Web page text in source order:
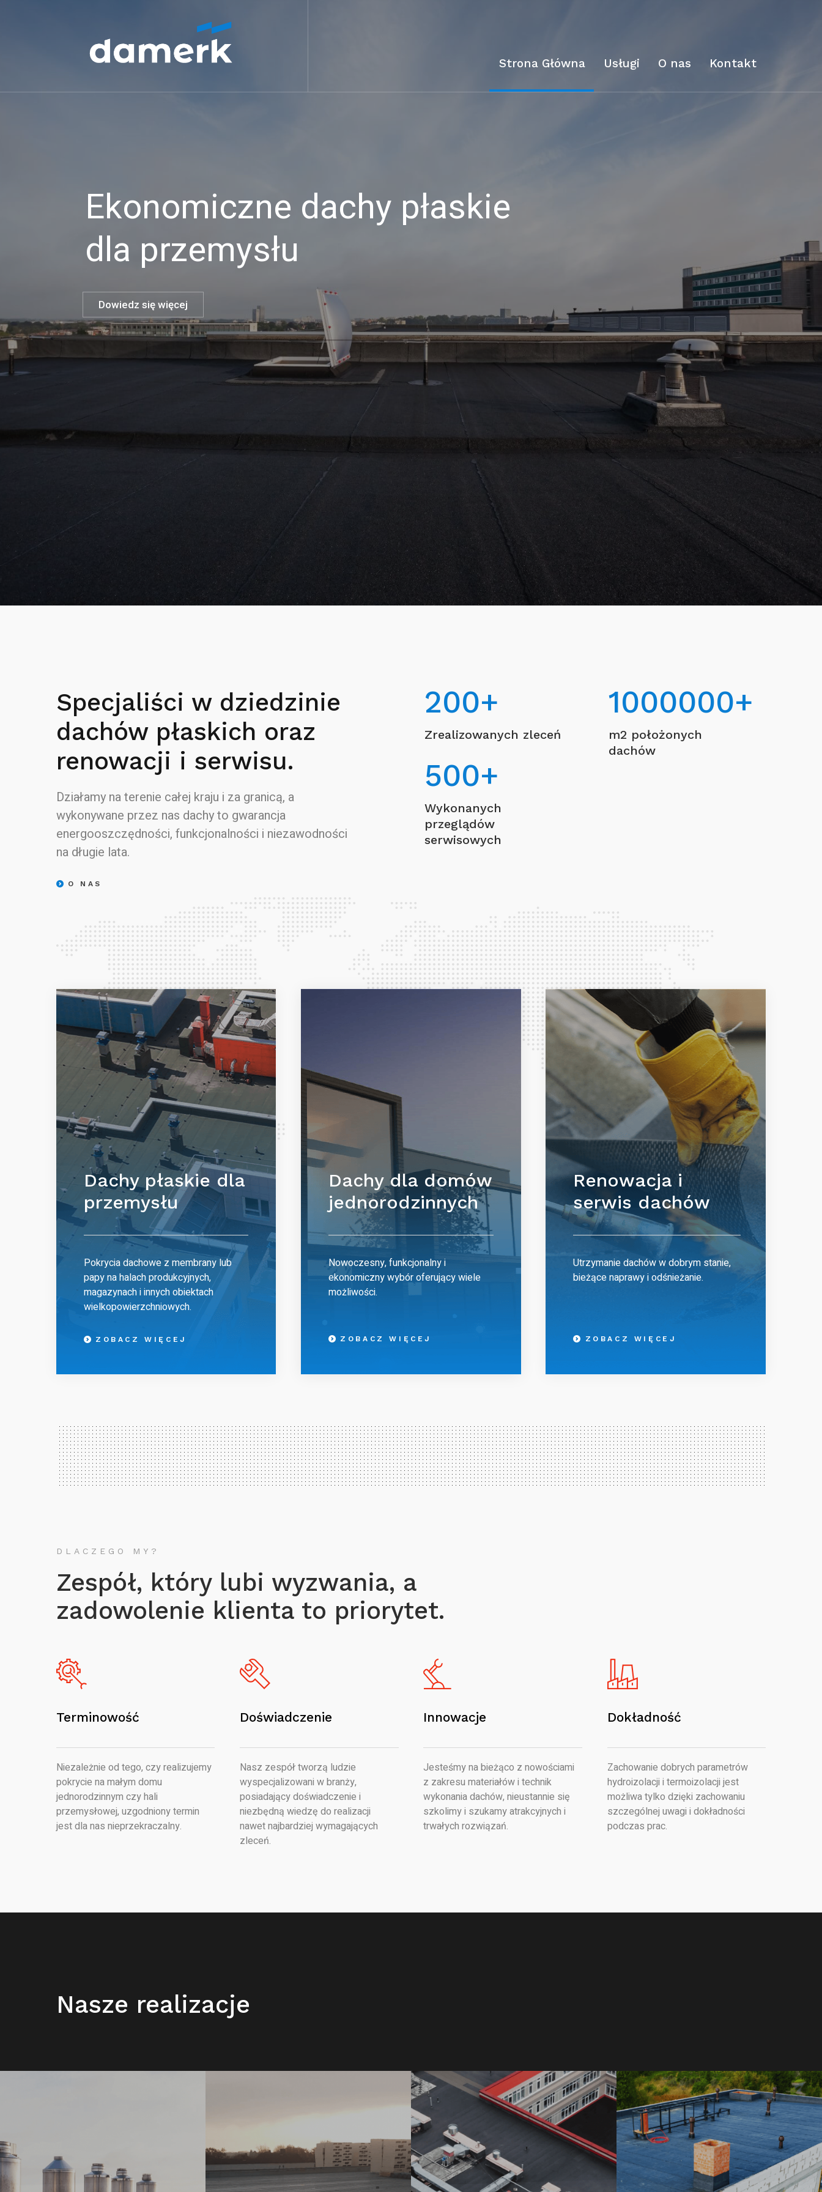
Strona Główna Usługi O nas Kontakt
Ekonomiczne dachy płaskie
dla przemysłu
Dowiedz się więcej
Specjaliści w dziedzinie
dachów płaskich oraz
renowacji i serwisu.
Działamy na terenie całej kraju i za granicą, a
wykonywane przez nas dachy to gwarancja
energooszczędności, funkcjonalności i niezawodności
na długie lata.
O NAS
200+
Zrealizowanych zleceń
500+
Wykonanych
przeglądów
serwisowych
1000000+
m2 położonych
dachów
Dachy płaskie dla
przemysłu
Pokrycia dachowe z membrany lub
papy na halach produkcyjnych,
magazynach i innych obiektach
wielkopowierzchniowych.
ZOBACZ WIĘCEJ
Dachy dla domów
jednorodzinnych
Nowoczesny, funkcjonalny i
ekonomiczny wybór oferujący wiele
możliwości.
ZOBACZ WIĘCEJ
Renowacja i
serwis dachów
Utrzymanie dachów w dobrym stanie,
bieżące naprawy i odśnieżanie.
ZOBACZ WIĘCEJ
DLACZEGO MY?
Zespół, który lubi wyzwania, a
zadowolenie klienta to priorytet.
Terminowość
Niezależnie od tego, czy realizujemy
pokrycie na małym domu
jednorodzinnym czy hali
przemysłowej, uzgodniony termin
jest dla nas nieprzekraczalny.
Doświadczenie
Nasz zespół tworzą ludzie
wyspecjalizowani w branży,
posiadający doświadczenie i
niezbędną wiedzę do realizacji
nawet najbardziej wymagających
zleceń.
Innowacje
Jesteśmy na bieżąco z nowościami
z zakresu materiałów i technik
wykonania dachów, nieustannie się
szkolimy i szukamy atrakcyjnych i
trwałych rozwiązań.
Dokładność
Zachowanie dobrych parametrów
hydroizolacji i termoizolacji jest
możliwa tylko dzięki zachowaniu
szczególnej uwagi i dokładności
podczas prac.
Nasze realizacje